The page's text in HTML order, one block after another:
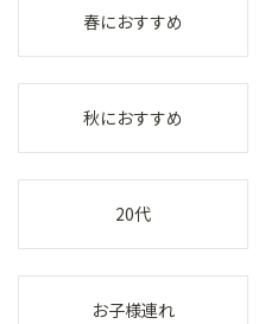
春におすすめ
秋におすすめ
20代
お子様連れ